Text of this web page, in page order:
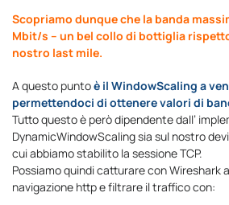
Scopriamo dunque che la banda
Mbit/s – un bel collo di bottiglia
nostro last mile.
A questo puntoè il WindowScaling a
permettendoci di ottenere valori di
Tutto questo è però dipendente dall’
DynamicWindowScaling sia sul nostro
cui abbiamo stabilito la sessione TCP.
Possiamo quindi catturare con Wireshark
navigazione http e filtrare il traffico con: